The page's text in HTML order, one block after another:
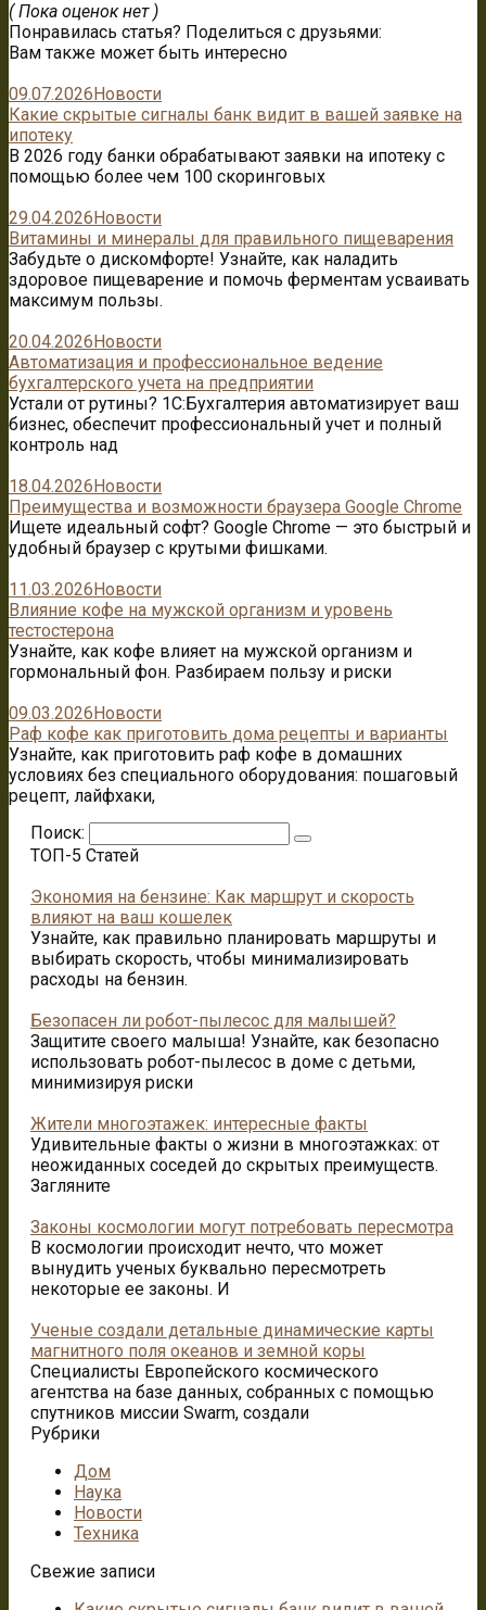
( Пока оценок нет )
Понравилась статья? Поделиться с друзьями:
Вам также может быть интересно
09.07.2026Новости
Какие скрытые сигналы банк видит в вашей заявке на
ипотеку
В 2026 году банки обрабатывают заявки на ипотеку с
помощью более чем 100 скоринговых
29.04.2026Новости
Витамины и минералы для правильного пищеварения
Забудьте о дискомфорте! Узнайте, как наладить
здоровое пищеварение и помочь ферментам усваивать
максимум пользы.
20.04.2026Новости
Автоматизация и профессиональное ведение
бухгалтерского учета на предприятии
Устали от рутины? 1C:Бухгалтерия автоматизирует ваш
бизнес, обеспечит профессиональный учет и полный
контроль над
18.04.2026Новости
Преимущества и возможности браузера Google Chrome
Ищете идеальный софт? Google Chrome — это быстрый и
удобный браузер с крутыми фишками.
11.03.2026Новости
Влияние кофе на мужской организм и уровень
тестостерона
Узнайте, как кофе влияет на мужской организм и
гормональный фон. Разбираем пользу и риски
09.03.2026Новости
Раф кофе как приготовить дома рецепты и варианты
Узнайте, как приготовить раф кофе в домашних
условиях без специального оборудования: пошаговый
рецепт, лайфхаки,
Поиск:
ТОП-5 Статей
Экономия на бензине: Как маршрут и скорость
влияют на ваш кошелек
Узнайте, как правильно планировать маршруты и
выбирать скорость, чтобы минимализировать
расходы на бензин.
Безопасен ли робот-пылесос для малышей?
Защитите своего малыша! Узнайте, как безопасно
использовать робот-пылесос в доме с детьми,
минимизируя риски
Жители многоэтажек: интересные факты
Удивительные факты о жизни в многоэтажках: от
неожиданных соседей до скрытых преимуществ.
Загляните
Законы космологии могут потребовать пересмотра
В космологии происходит нечто, что может
вынудить ученых буквально пересмотреть
некоторые ее законы. И
Ученые создали детальные динамические карты
магнитного поля океанов и земной коры
Специалисты Европейского космического
агентства на базе данных, собранных с помощью
спутников миссии Swarm, создали
Рубрики
Дом
Наука
Новости
Техника
Свежие записи